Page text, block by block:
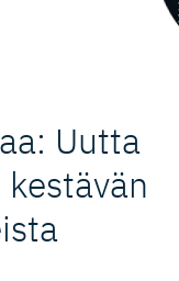
Uutta